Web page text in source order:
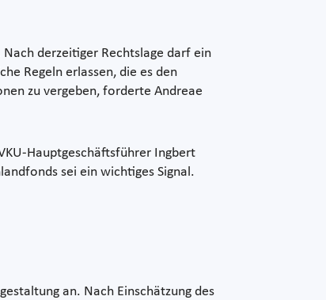
derzeitiger Rechtslage darf ein
Regeln erlassen, die es den
zu vergeben, forderte Andreae
Hauptgeschäftsführer Ingbert
sei ein wichtiges Signal.
an. Nach Einschätzung des